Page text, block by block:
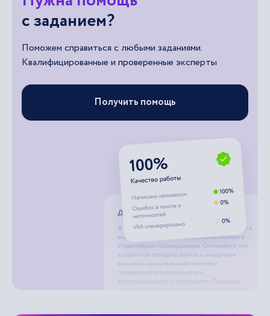
с заданием?
Поможем справиться с любыми заданиями.
Квалифицированные и проверенные эксперты
Получить помощь